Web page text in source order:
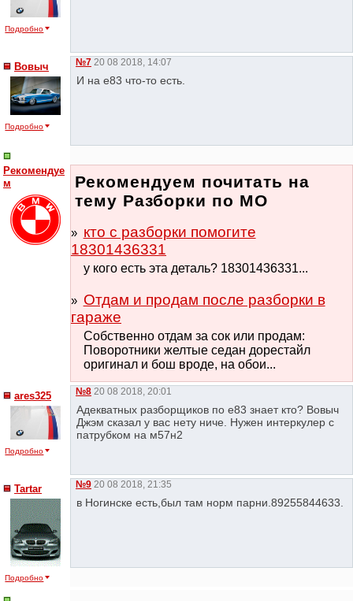
Подробно
Вовыч
Подробно
№7 20 08 2018, 14:07
И на е83 что-то есть.
Рекомендуе
м
Рекомендуем почитать на
тему Разборки по МО
кто с разборки помогите
18301436331
у кого есть эта деталь? 18301436331...
Отдам и продам после разборки в
гараже
Собственно отдам за сок или продам:
Поворотники желтые седан дорестайл
оригинал и бош вроде, на обои...
ares325
Подробно
№8 20 08 2018, 20:01
Адекватных разборщиков по е83 знает кто? Вовыч
Джэм сказал у вас нету ниче. Нужен интеркулер с
патрубком на м57н2
Tartar
Подробно
№9 20 08 2018, 21:35
в Ногинске есть,был там норм парни.89255844633.